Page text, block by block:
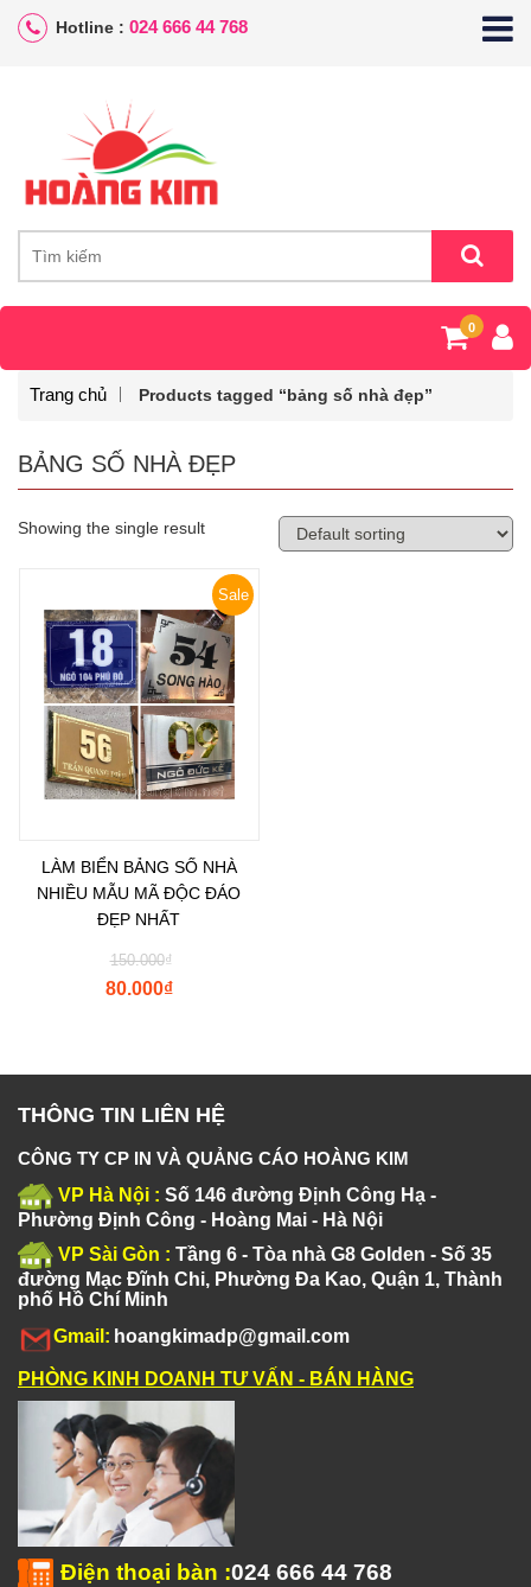
Hotline : 024 666 44 768
0
Trang chủ Products tagged “bảng số nhà đẹp”
BẢNG SỐ NHÀ ĐẸP
Showing the single result
Sale
LÀM BIỂN BẢNG SỐ NHÀ
NHIỀU MẪU MÃ ĐỘC ĐÁO
ĐẸP NHẤT
₫
150.000
₫
80.000
THÔNG TIN LIÊN HỆ
CÔNG TY CP IN VÀ QUẢNG CÁO HOÀNG KIM
VP Hà Nội : Số 146 đường Định Công Hạ -
Phường Định Công - Hoàng Mai - Hà Nội
VP Sài Gòn : Tầng 6 - Tòa nhà G8 Golden - Số 35
đường Mạc Đĩnh Chi, Phường Đa Kao, Quận 1, Thành
phố Hồ Chí Minh
Gmail: hoangkimadp@gmail.com
PHÒNG KINH DOANH TƯ VẤN - BÁN HÀNG
Điện thoại bàn :024 666 44 768